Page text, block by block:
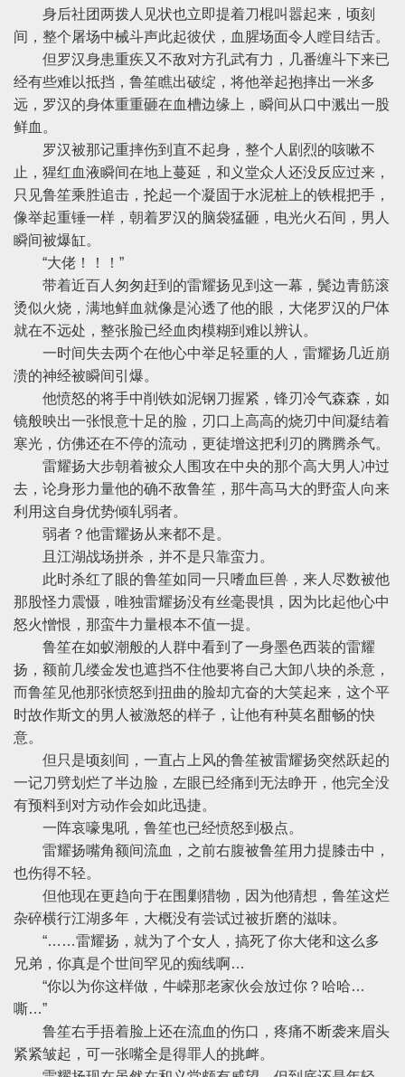
身后社团两拨人见状也立即提着刀棍叫嚣起来，顷刻
间，整个屠场中械斗声此起彼伏，血腥场面令人瞠目结舌。
但罗汉身患重疾又不敌对方孔武有力，几番缠斗下来已
经有些难以抵挡，鲁笙瞧出破绽，将他举起抱摔出一米多
远，罗汉的身体重重砸在血槽边缘上，瞬间从口中溅出一股
鲜血。
罗汉被那记重摔伤到直不起身，整个人剧烈的咳嗽不
止，猩红血液瞬间在地上蔓延，和义堂众人还没反应过来，
只见鲁笙乘胜追击，抡起一个凝固于水泥桩上的铁棍把手，
像举起重锤一样，朝着罗汉的脑袋猛砸，电光火石间，男人
瞬间被爆缸。
“大佬！！！”
带着近百人匆匆赶到的雷耀扬见到这一幕，鬓边青筋滚
烫似火烧，满地鲜血就像是沁透了他的眼，大佬罗汉的尸体
就在不远处，整张脸已经血肉模糊到难以辨认。
一时间失去两个在他心中举足轻重的人，雷耀扬几近崩
溃的神经被瞬间引爆。
他愤怒的将手中削铁如泥钢刀握紧，锋刃冷气森森，如
镜般映出一张恨意十足的脸，刃口上高高的烧刃中间凝结着
寒光，仿佛还在不停的流动，更徒增这把利刃的腾腾杀气。
雷耀扬大步朝着被众人围攻在中央的那个高大男人冲过
去，论身形力量他的确不敌鲁笙，那牛高马大的野蛮人向来
利用这自身优势倾轧弱者。
弱者？他雷耀扬从来都不是。
且江湖战场拼杀，并不是只靠蛮力。
此时杀红了眼的鲁笙如同一只嗜血巨兽，来人尽数被他
那股怪力震慑，唯独雷耀扬没有丝毫畏惧，因为比起他心中
怒火憎恨，那蛮牛力量根本不值一提。
鲁笙在如蚁潮般的人群中看到了一身墨色西装的雷耀
扬，额前几缕金发也遮挡不住他要将自己大卸八块的杀意，
而鲁笙见他那张愤怒到扭曲的脸却亢奋的大笑起来，这个平
时故作斯文的男人被激怒的样子，让他有种莫名酣畅的快
意。
但只是顷刻间，一直占上风的鲁笙被雷耀扬突然跃起的
一记刀劈划烂了半边脸，左眼已经痛到无法睁开，他完全没
有预料到对方动作会如此迅捷。
一阵哀嚎鬼吼，鲁笙也已经愤怒到极点。
雷耀扬嘴角额间流血，之前右腹被鲁笙用力提膝击中，
也伤得不轻。
但他现在更趋向于在围剿猎物，因为他猜想，鲁笙这烂
杂碎横行江湖多年，大概没有尝试过被折磨的滋味。
“……雷耀扬，就为了个女人，搞死了你大佬和这么多
兄弟，你真是个世间罕见的痴线啊…
“你以为你这样做，牛嵘那老家伙会放过你？哈哈…
嘶…”
鲁笙右手捂着脸上还在流血的伤口，疼痛不断袭来眉头
紧紧皱起，可一张嘴全是得罪人的挑衅。